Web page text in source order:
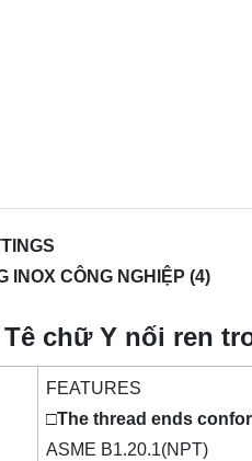
INOX CÔNG NGHIỆP (4)
Tê chữ Y nối ren
FEATURES
□The thread ends
ASME B1.20.1(NPT)